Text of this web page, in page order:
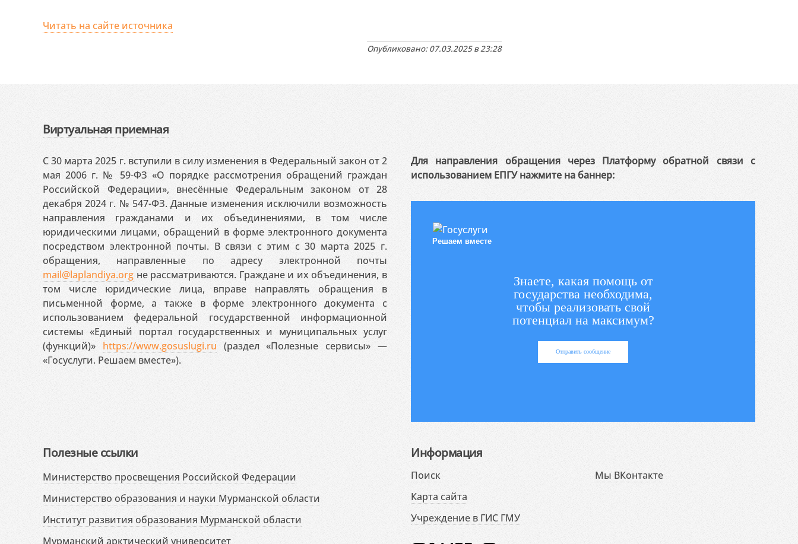
Читать на сайте источника
Опубликовано: 07.03.2025 в 23:28
Виртуальная приемная
С 30 марта 2025 г. вступили в силу изменения в Федеральный закон от 2
мая 2006 г. № 59-ФЗ «О порядке рассмотрения обращений граждан
Российской Федерации», внесённые Федеральным законом от 28
декабря 2024 г. № 547-ФЗ. Данные изменения исключили возможность
направления гражданами и их объединениями, в том числе
юридическими лицами, обращений в форме электронного документа
посредством электронной почты. В связи с этим с 30 марта 2025 г.
обращения, направленные по адресу электронной почты
mail@laplandiya.org не рассматриваются. Граждане и их объединения, в
том числе юридические лица, вправе направлять обращения в
письменной форме, а также в форме электронного документа с
использованием федеральной государственной информационной
системы «Единый портал государственных и муниципальных услуг
(функций)» https://www.gosuslugi.ru (раздел «Полезные сервисы» —
«Госуслуги. Решаем вместе»).
Для направления обращения через Платформу обратной связи с
использованием ЕПГУ нажмите на баннер:
Решаем вместе
Знаете, какая помощь от
государства необходима,
чтобы реализовать свой
потенциал на максимум?
Отправить сообщение
Полезные ссылки
Министерство просвещения Российской Федерации
Министерство образования и науки Мурманской области
Институт развития образования Мурманской области
Мурманский арктический университет
Информация
Поиск
Карта сайта
Учреждение в ГИС ГМУ
Мы ВКонтакте